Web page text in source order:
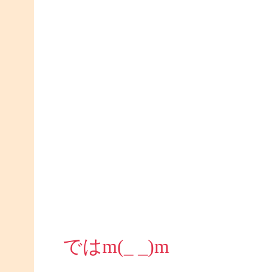
ではm(_ _)m